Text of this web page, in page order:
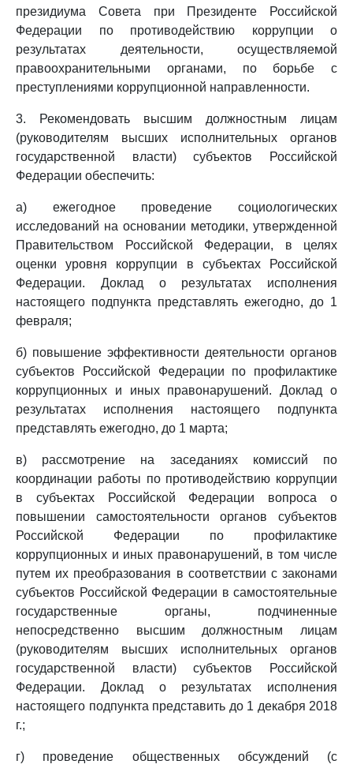
президиума Совета при Президенте Российской
Федерации по противодействию коррупции о
результатах деятельности, осуществляемой
правоохранительными органами, по борьбе с
преступлениями коррупционной направленности.
3. Рекомендовать высшим должностным лицам
(руководителям высших исполнительных органов
государственной власти) субъектов Российской
Федерации обеспечить:
а) ежегодное проведение социологических
исследований на основании методики, утвержденной
Правительством Российской Федерации, в целях
оценки уровня коррупции в субъектах Российской
Федерации. Доклад о результатах исполнения
настоящего подпункта представлять ежегодно, до 1
февраля;
б) повышение эффективности деятельности органов
субъектов Российской Федерации по профилактике
коррупционных и иных правонарушений. Доклад о
результатах исполнения настоящего подпункта
представлять ежегодно, до 1 марта;
в) рассмотрение на заседаниях комиссий по
координации работы по противодействию коррупции
в субъектах Российской Федерации вопроса о
повышении самостоятельности органов субъектов
Российской Федерации по профилактике
коррупционных и иных правонарушений, в том числе
путем их преобразования в соответствии с законами
субъектов Российской Федерации в самостоятельные
государственные органы, подчиненные
непосредственно высшим должностным лицам
(руководителям высших исполнительных органов
государственной власти) субъектов Российской
Федерации. Доклад о результатах исполнения
настоящего подпункта представить до 1 декабря 2018
г.;
г) проведение общественных обсуждений (с